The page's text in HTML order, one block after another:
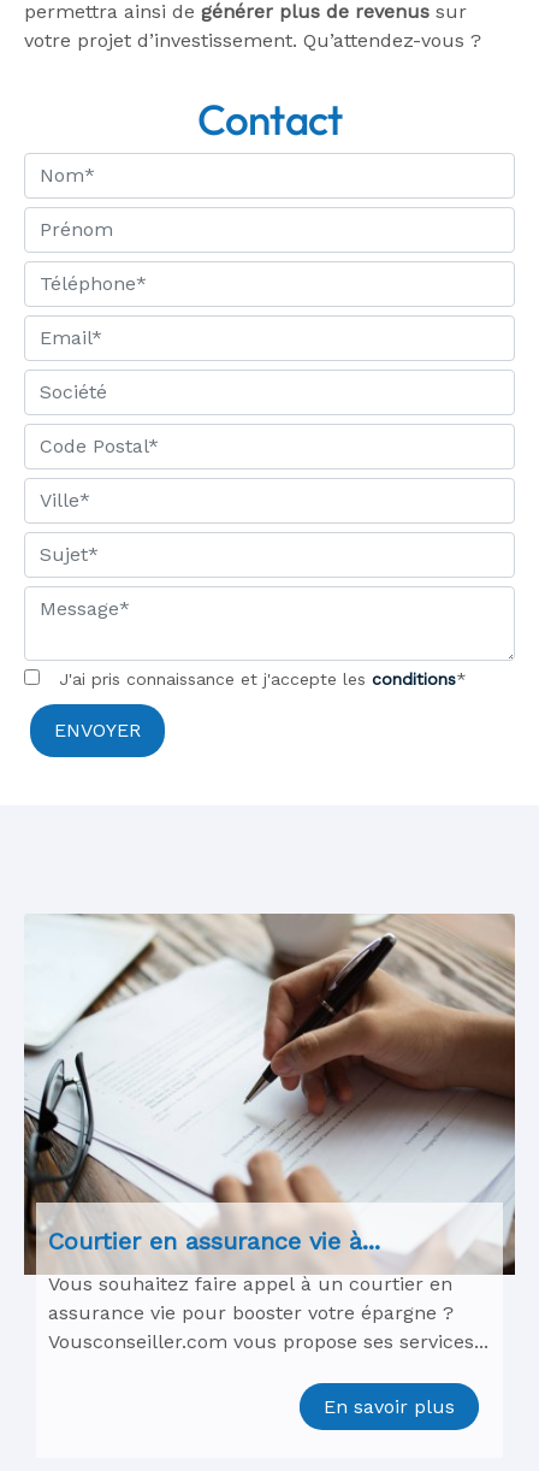
permettra ainsi de générer plus de revenus sur
votre projet d’investissement. Qu’attendez-vous ?
Contact
J'ai pris connaissance et j'accepte les conditions*
ENVOYER
Courtier en assurance vie à...
Vous souhaitez faire appel à un courtier en
assurance vie pour booster votre épargne ?
Vousconseiller.com vous propose ses services...
En savoir plus